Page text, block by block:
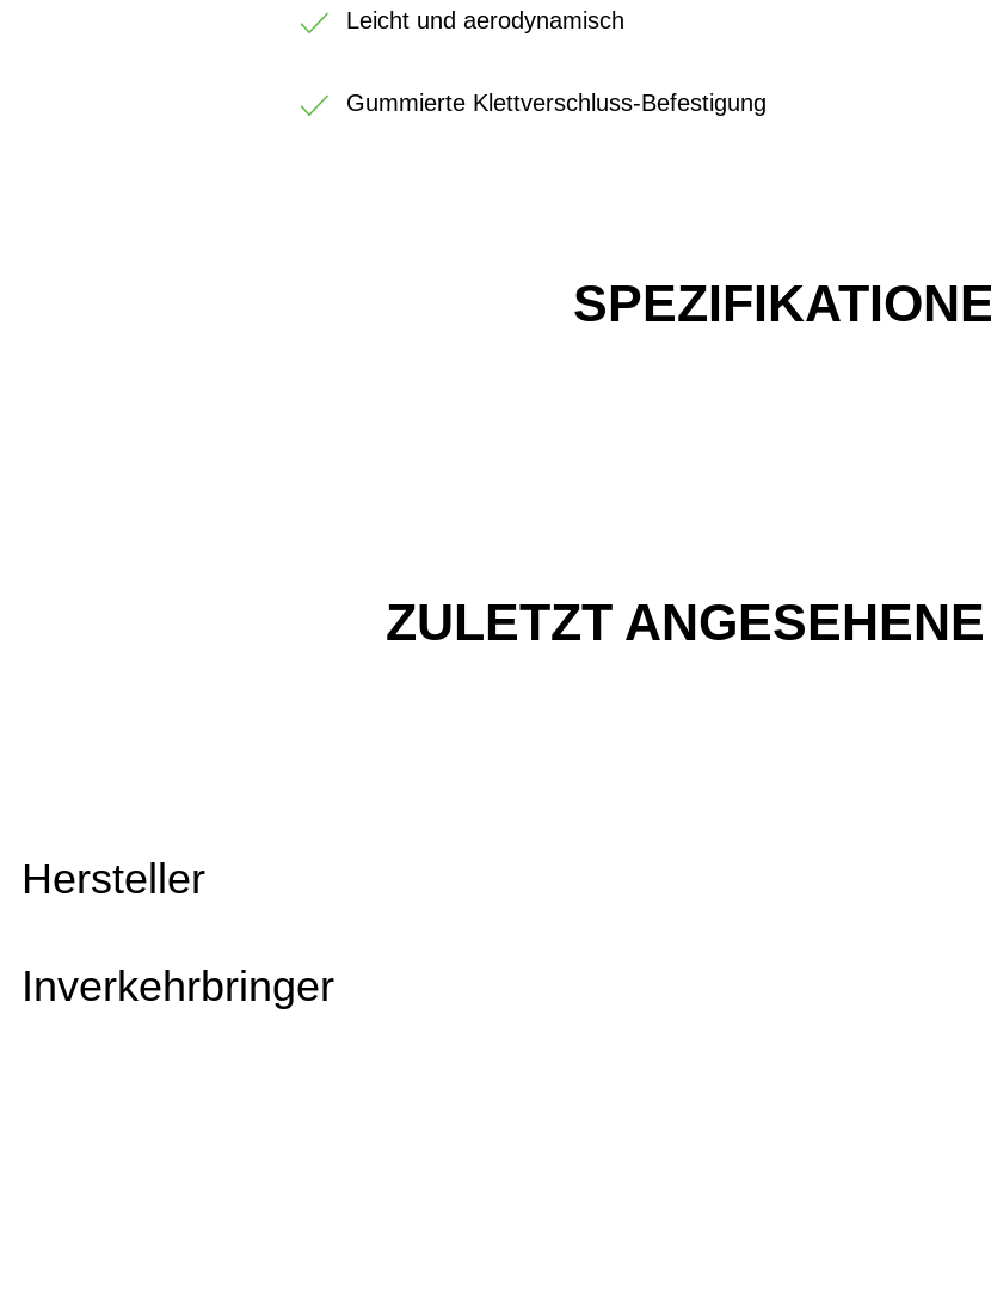
Leicht und aerodynamisch
Gummierte Klettverschluss-Befestigung
ZULETZT
Hersteller
Inverkehrbringer